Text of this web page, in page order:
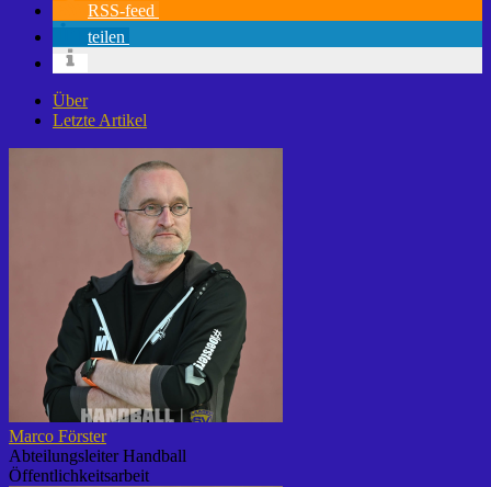
RSS-feed
teilen
Über
Letzte Artikel
Marco Förster
Abteilungsleiter Handball
Öffentlichkeitsarbeit